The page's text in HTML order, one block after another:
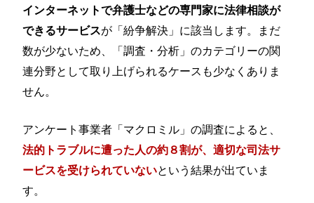
インターネットで弁護士などの専門家に法律相談が
できるサービスが「紛争解決」に該当します。まだ
数が少ないため、「調査・分析」のカテゴリーの関
連分野として取り上げられるケースも少なくありま
せん。
アンケート事業者「マクロミル」の調査によると、
法的トラブルに遭った人の約８割が、適切な司法サ
ービスを受けられていないという結果が出ていま
す。